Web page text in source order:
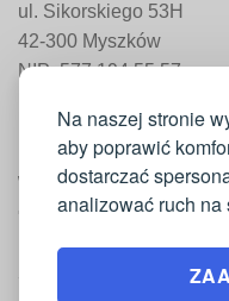
Na naszej stronie
aby poprawić
dostarczać
analizować ruch na
ul. Sikorskiego 53H
42-300 Myszków
NIP: 577 194 55 57
WAŻNE
Moje konto